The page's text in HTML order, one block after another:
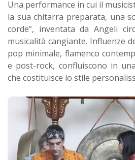
Una performance in cui il
la sua chitarra preparata, una
corde”, inventata da Angeli
musicalità cangiante. Influenze
pop minimale, flamenco
e post-rock, confluiscono in
che costituisce lo stile